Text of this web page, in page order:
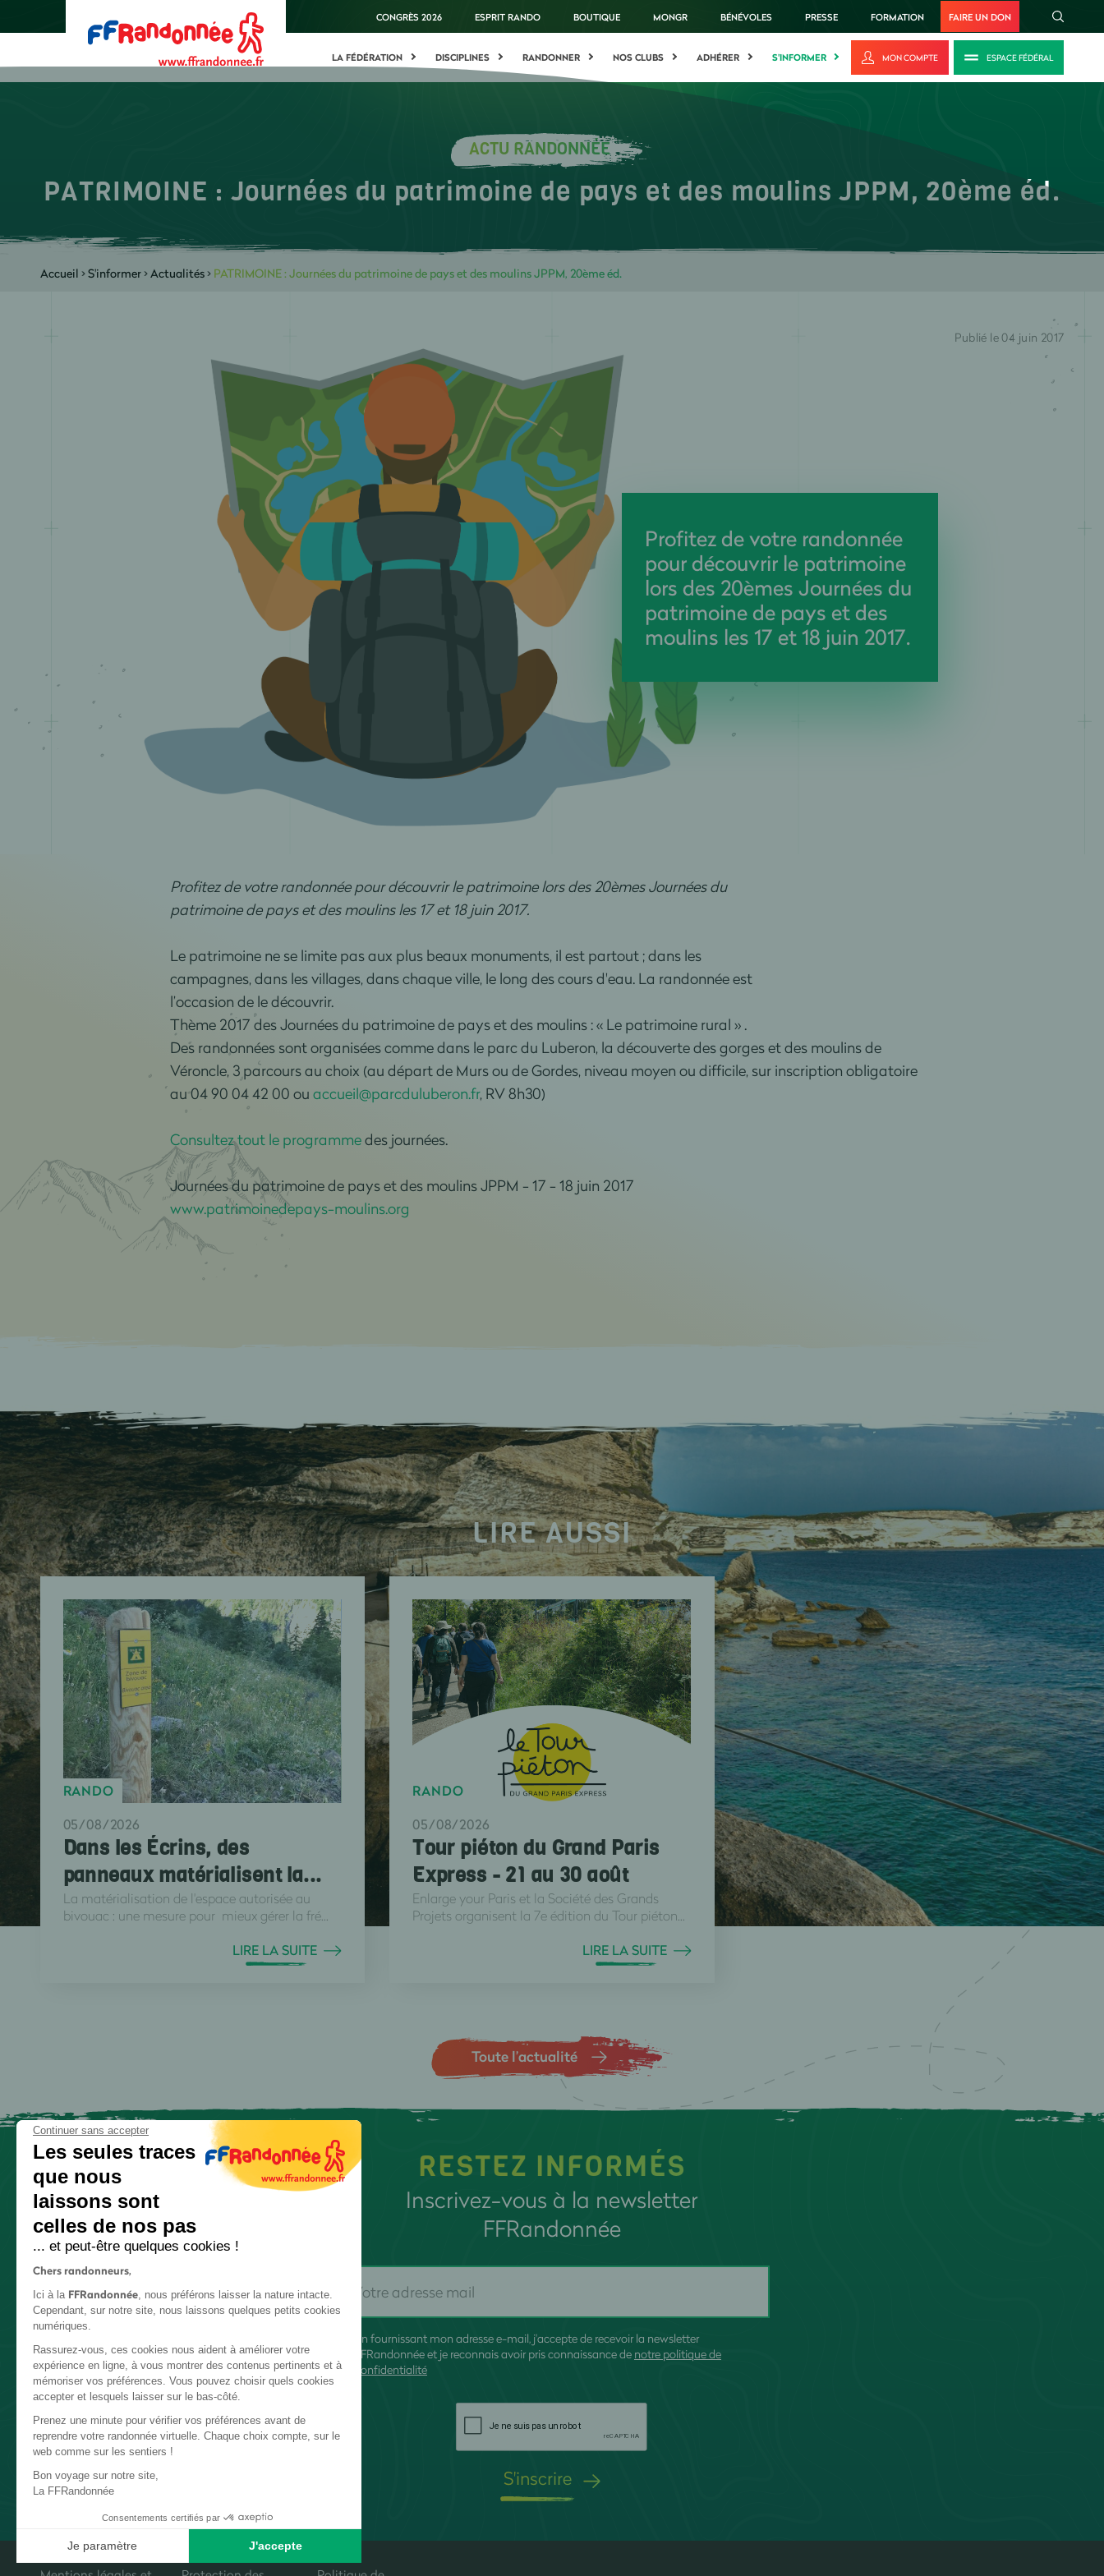
CONGRÈS 2026 ESPRIT RANDO BOUTIQUE MONGR BÉNÉVOLES PRESSE FORMATION FAIRE UN DON
LA FÉDÉRATION DISCIPLINES RANDONNER NOS CLUBS ADHÉRER S'INFORMER MON COMPTE ESPACE FÉDÉRAL
ACTU RANDONNÉE
PATRIMOINE : Journées du patrimoine de pays et des moulins JPPM, 20ème éd.
Accueil >S'informer>Actualités> PATRIMOINE : Journées du patrimoine de pays et des moulins JPPM, 20ème éd.
Profitez de votre randonnée
pour découvrir le patrimoine
lors des 20èmes Journées du
patrimoine de pays et des
moulins les 17 et 18 juin 2017.
Publié le 04 juin 2017
Profitez de votre randonnée pour découvrir le patrimoine lors des 20èmes Journées du
patrimoine de pays et des moulins les 17 et 18 juin 2017.
Le patrimoine ne se limite pas aux plus beaux monuments, il est partout ; dans les
campagnes, dans les villages, dans chaque ville, le long des cours d'eau. La randonnée est
l’occasion de le découvrir.
Thème 2017 des Journées du patrimoine de pays et des moulins : « Le patrimoine rural » .
Des randonnées sont organisées comme dans le parc du Luberon, la découverte des gorges et des moulins de
Véroncle, 3 parcours au choix (au départ de Murs ou de Gordes, niveau moyen ou difficile, sur inscription obligatoire
au 04 90 04 42 00 ou accueil@parcduluberon.fr, RV 8h30)
Consultez tout le programmedes journées.
Journées du patrimoine de pays et des moulins JPPM - 17 - 18 juin 2017
www.patrimoinedepays-moulins.org
LIRE AUSSI
RANDO
05/08/2026
Dans les Écrins, des
panneaux matérialisent la...
La matérialisation de l'espace autorisée au
bivouac : une mesure pour mieux gérer la fré...
LIRE LA SUITE
RANDO
05/08/2026
Tour piéton du Grand Paris
Express - 21 au 30 août
Enlarge your Paris et la Société des Grands
Projets organisent la 7e édition du Tour piéton...
LIRE LA SUITE
Toute l’actualité
RESTEZ INFORMÉS
Inscrivez-vous à la newsletter
FFRandonnée
En fournissant mon adresse e-mail, j'accepte de recevoir la newsletter
FFRandonnée et je reconnais avoir pris connaissance de notre politique de
confidentialité
S'inscrire
Continuer sans accepter
Les seules traces
que nous
laissons sont
celles de nos pas
... et peut-être quelques cookies !
Chers randonneurs,
Ici à la FFRandonnée, nous préférons laisser la nature intacte.
Cependant, sur notre site, nous laissons quelques petits cookies
numériques.
Rassurez-vous, ces cookies nous aident à améliorer votre
expérience en ligne, à vous montrer des contenus pertinents et à
mémoriser vos préférences. Vous pouvez choisir quels cookies
accepter et lesquels laisser sur le bas-côté.
Prenez une minute pour vérifier vos préférences avant de
reprendre votre randonnée virtuelle. Chaque choix compte, sur le
web comme sur les sentiers !
Bon voyage sur notre site,
La FFRandonnée
Consentements certifiés par
Je paramètre
J'accepte
Axeptio consent
Plateforme de Gestion du Consentement : Personnalisez vos Options